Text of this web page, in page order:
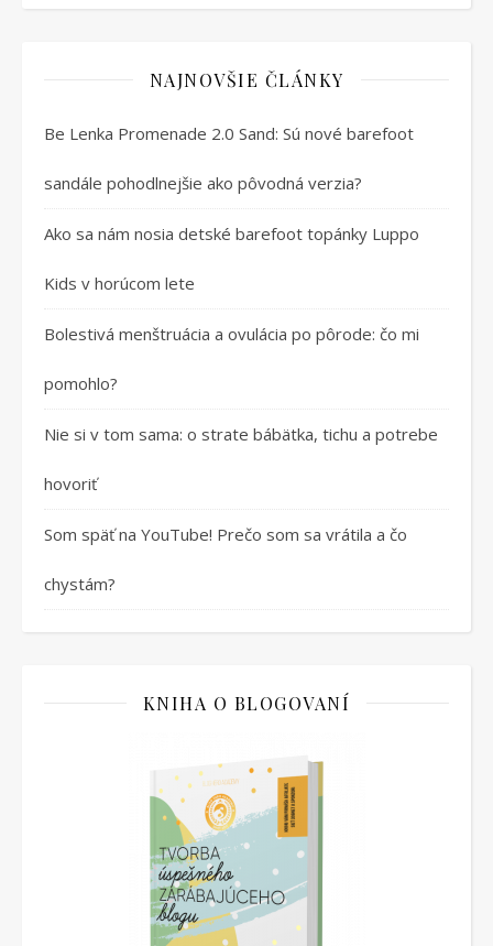
NAJNOVŠIE ČLÁNKY
Be Lenka Promenade 2.0 Sand: Sú nové barefoot
sandále pohodlnejšie ako pôvodná verzia?
Ako sa nám nosia detské barefoot topánky Luppo
Kids v horúcom lete
Bolestivá menštruácia a ovulácia po pôrode: čo mi
pomohlo?
Nie si v tom sama: o strate bábätka, tichu a potrebe
hovoriť
Som späť na YouTube! Prečo som sa vrátila a čo
chystám?
KNIHA O BLOGOVANÍ